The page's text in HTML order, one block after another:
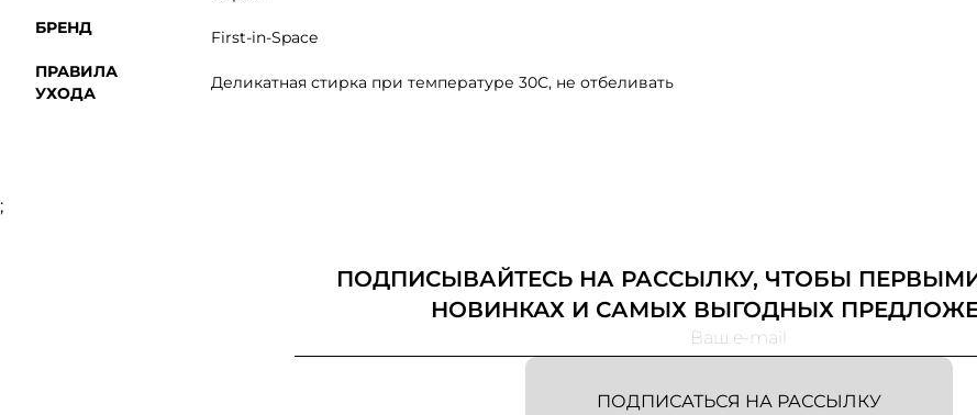
БРЕНД
First-in-Space
ПРАВИЛА
УХОДА
Деликатная стирка при температуре 30С, не отбеливать
;
ПОДПИСЫВАЙТЕСЬ НА РАССЫЛКУ, ЧТОБЫ
НОВИНКАХ И САМЫХ ВЫГОДНЫХ
ПОДПИСАТЬСЯ НА РАССЫЛКУ